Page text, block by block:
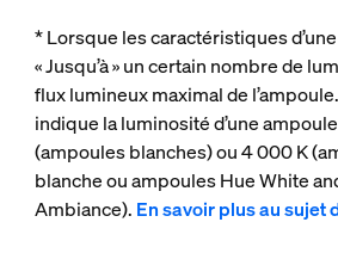
* Lorsque les caractéristiques
« Jusqu’à » un certain nombre de
flux lumineux maximal de
indique la luminosité d’une
(ampoules blanches) ou 4 000 K
blanche ou ampoules Hue White
Ambiance). En savoir plus au sujet